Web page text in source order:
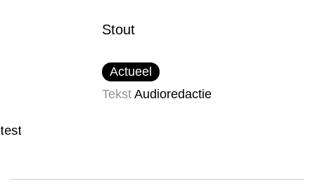
Stout
Actueel
Tekst Audioredactie
test